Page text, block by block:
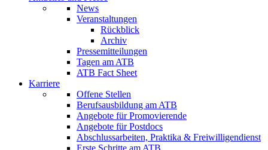
News
Veranstaltungen
Rückblick
Archiv
Pressemitteilungen
Tagen am ATB
ATB Fact Sheet
Karriere
Offene Stellen
Berufsausbildung am ATB
Angebote für Promovierende
Angebote für Postdocs
Abschlussarbeiten, Praktika & Freiwilligendienst
Erste Schritte am ATB